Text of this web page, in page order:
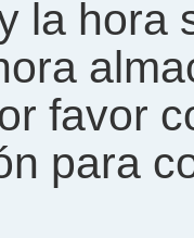
la hora
favor
para